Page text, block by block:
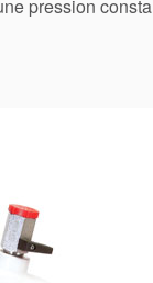
pression